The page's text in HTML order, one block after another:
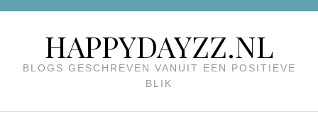
HAPPYDAYZZ.NL
BLOGS GESCHREVEN VANUIT EEN POSITIEVE
BLIK